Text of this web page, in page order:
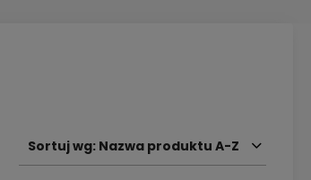
Sortuj wg: Nazwa produktu A-Z